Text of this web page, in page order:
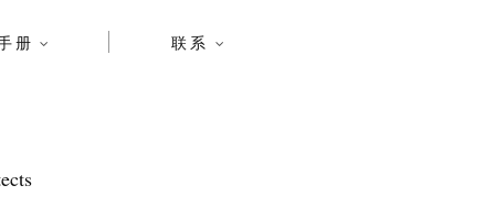
册 联系